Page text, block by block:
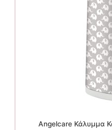
Angelcare Κάλυμμα